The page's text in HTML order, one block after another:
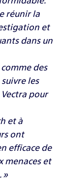
réunir la
et
dans un
des
les
pour
et à
ont
efficace de
menaces et
»